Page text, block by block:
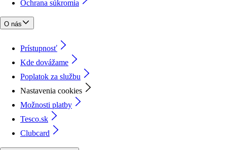
Ochrana súkromia
O nás
Prístupnosť
Kde dovážame
Poplatok za službu
Nastavenia cookies
Možnosti platby
Tesco.sk
Clubcard